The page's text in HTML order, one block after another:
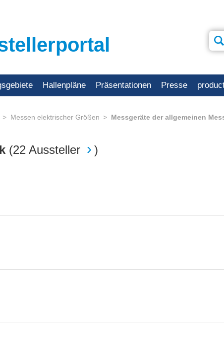
Hallenpläne Präsentationen Presse
Messen elektrischer Größen Messgeräte der allgemeinen
(22 Aussteller )